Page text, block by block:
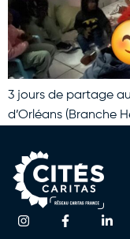
3 jours de partage
d’Orléans (Branche